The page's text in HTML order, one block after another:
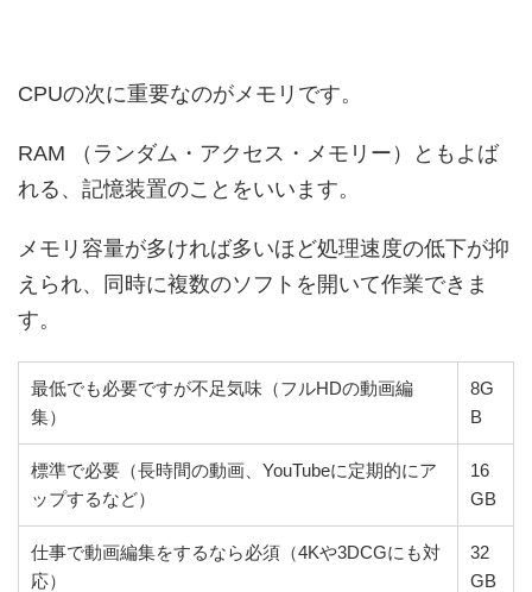
CPUの次に重要なのがメモリです。
RAM （ランダム・アクセス・メモリー）ともよば
れる、記憶装置のことをいいます。
メモリ容量が多ければ多いほど処理速度の低下が抑
えられ、同時に複数のソフトを開いて作業できま
す。
最低でも必要ですが不足気味（フルHDの動画編
集）
8G
B
標準で必要（長時間の動画、YouTubeに定期的にア
ップするなど）
16
GB
仕事で動画編集をするなら必須（4Kや3DCGにも対
応）
32
GB